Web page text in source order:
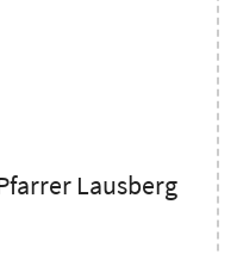
Lausberg